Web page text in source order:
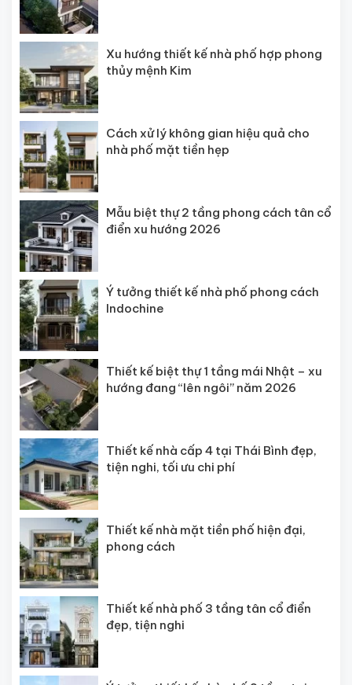
Xu hướng thiết kế nhà phố hợp phong
thủy mệnh Kim
Cách xử lý không gian hiệu quả cho
nhà phố mặt tiền hẹp
Mẫu biệt thự 2 tầng phong cách tân cổ
điển xu hướng 2026
Ý tưởng thiết kế nhà phố phong cách
Indochine
Thiết kế biệt thự 1 tầng mái Nhật – xu
hướng đang “lên ngôi” năm 2026
Thiết kế nhà cấp 4 tại Thái Bình đẹp,
tiện nghi, tối ưu chi phí
Thiết kế nhà mặt tiền phố hiện đại,
phong cách
Thiết kế nhà phố 3 tầng tân cổ điển
đẹp, tiện nghi